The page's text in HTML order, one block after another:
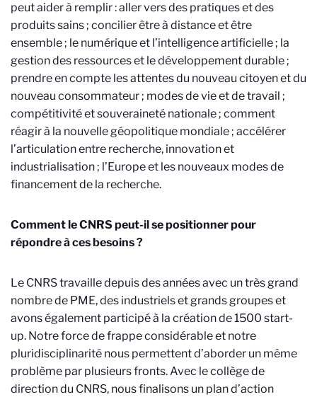
peut aider à remplir : aller vers des pratiques et des
produits sains ; concilier être à distance et être
ensemble ; le numérique et l’intelligence artificielle ; la
gestion des ressources et le développement durable ;
prendre en compte les attentes du nouveau citoyen et du
nouveau consommateur ; modes de vie et de travail ;
compétitivité et souveraineté nationale ; comment
réagir à la nouvelle géopolitique mondiale ; accélérer
l’articulation entre recherche, innovation et
industrialisation ; l’Europe et les nouveaux modes de
financement de la recherche.
Comment le CNRS peut-il se positionner pour
répondre à ces besoins ?
Le CNRS travaille depuis des années avec un très grand
nombre de PME, des industriels et grands groupes et
avons également participé à la création de 1500 start-
up. Notre force de frappe considérable et notre
pluridisciplinarité nous permettent d’aborder un même
problème par plusieurs fronts. Avec le collège de
direction du CNRS, nous finalisons un plan d’action